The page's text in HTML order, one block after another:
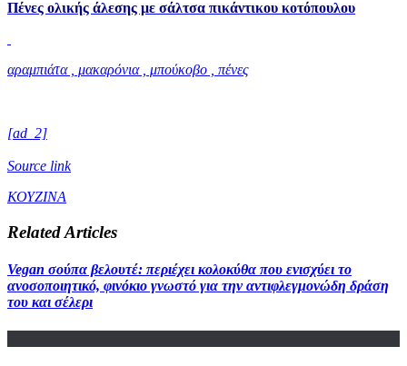
Πένες ολικής άλεσης με σάλτσα πικάντικου κοτόπουλου
αραμπιάτα , μακαρόνια , μπούκοβο , πένες
[ad_2]
Source link
ΚΟΥΖΙΝΑ
Related Articles
Vegan σούπα βελουτέ: περιέχει κολοκύθα που ενισχύει το
ανοσοποιητικό, φινόκιο γνωστό για την αντιφλεγμονώδη δράση
του και σέλερι